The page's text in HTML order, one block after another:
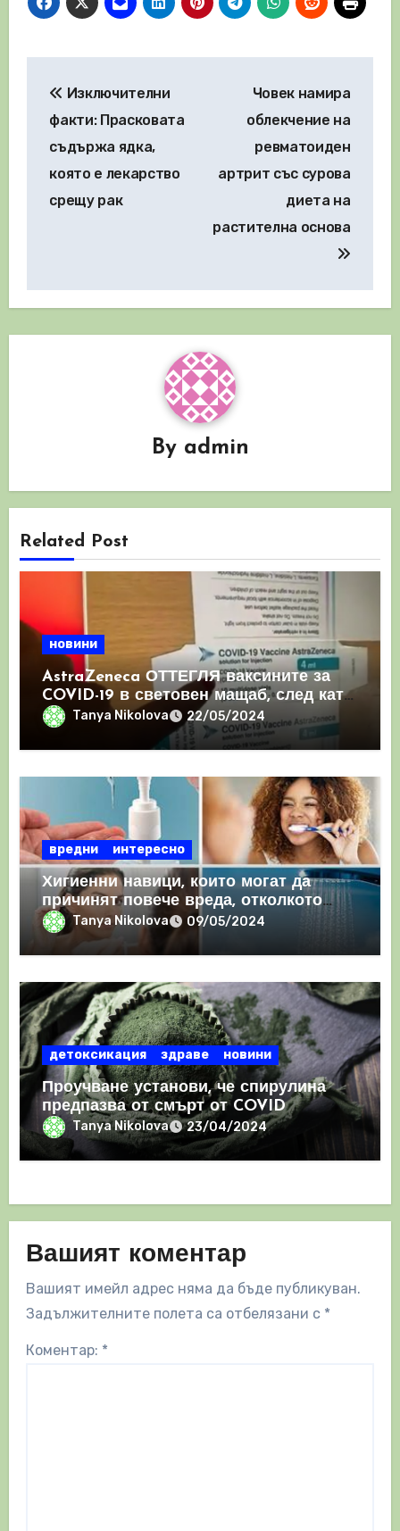
Изключителни
факти: Прасковата
съдържа ядка,
която е лекарство
срещу рак
Човек намира
облекчение на
ревматоиден
артрит със сурова
диета на
растителна основа
By admin
Related Post
новини
AstraZeneca ОТТЕГЛЯ ваксините за
COVID-19 в световен мащаб, след като
призна, че те причиняват КРЪВНИ
съсиреци
Tanya Nikolova 22/05/2024
вредни интересно
Хигиенни навици, които могат да
причинят повече вреда, отколкото
ползаTanya Nikolova 09/05/2024
детоксикация здраве новини
Проучване установи, че спирулина
предпазва от смърт от COVID
Tanya Nikolova 23/04/2024
Вашият коментар
Вашият имейл адрес няма да бъде публикуван.
Задължителните полета са отбелязани с *
Коментар: *